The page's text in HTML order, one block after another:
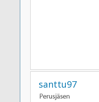
santtu97